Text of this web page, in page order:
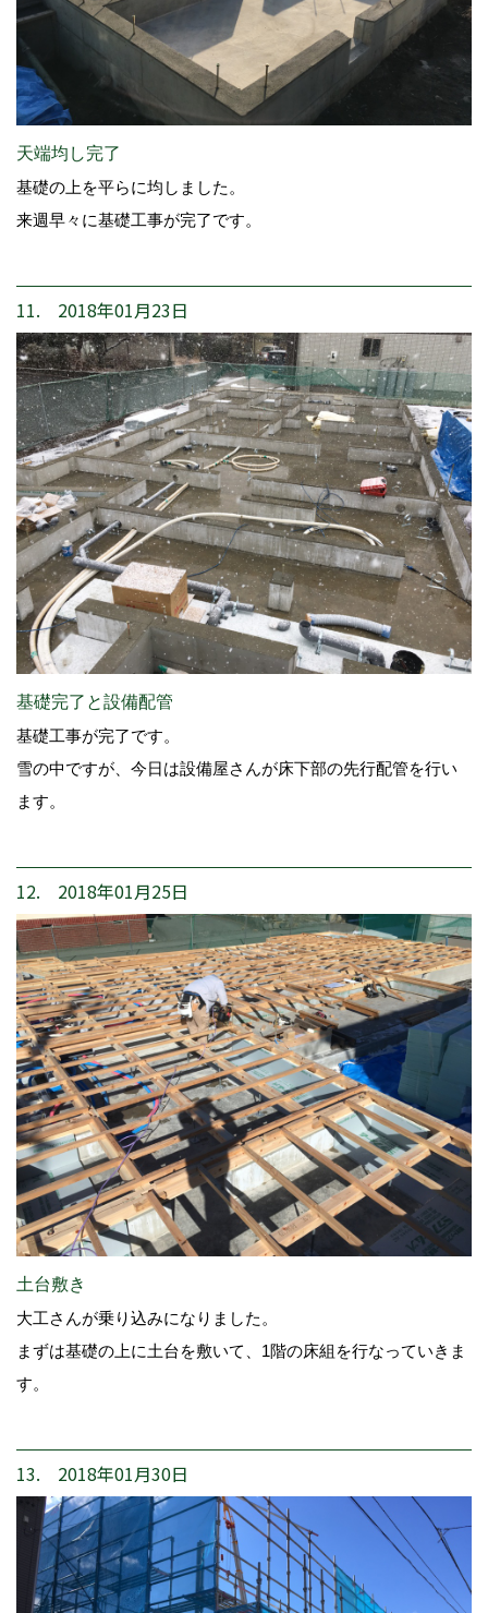
天端均し完了
基礎の上を平らに均しました。
来週早々に基礎工事が完了です。
11. 2018年01月23日
基礎完了と設備配管
基礎工事が完了です。
雪の中ですが、今日は設備屋さんが床下部の先行配管を行い
ます。
12. 2018年01月25日
土台敷き
大工さんが乗り込みになりました。
まずは基礎の上に土台を敷いて、1階の床組を行なっていきま
す。
13. 2018年01月30日